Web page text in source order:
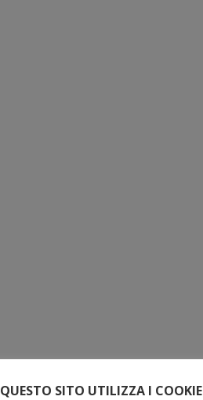
QUESTO SITO UTILIZZA I COOKIE